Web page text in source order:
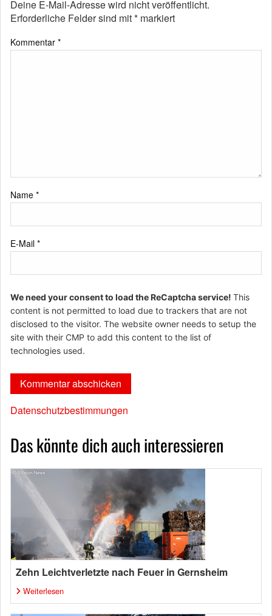
Deine E-Mail-Adresse wird nicht veröffentlicht.
Erforderliche Felder sind mit* markiert
Kommentar *
Name *
E-Mail *
We need your consent to load the ReCaptcha service! This
content is not permitted to load due to trackers that are not
disclosed to the visitor. The website owner needs to setup the
site with their CMP to add this content to the list of
technologies used.
Datenschutzbestimmungen
Das könnte dich auch interessieren
Zehn Leichtverletzte nach Feuer in Gernsheim
Weiterlesen